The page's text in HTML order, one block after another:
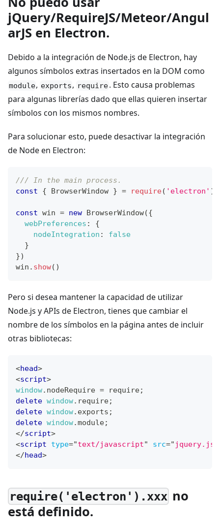
jQuery/RequireJS/Meteor/Angul
arJS en Electron.
Debido a la integración de Node.js de Electron, hay
algunos símbolos extras insertados en la DOM como
module, exports, require. Esto causa problemas
para algunas librerías dado que ellas quieren insertar
símbolos con los mismos nombres.
Para solucionar esto, puede desactivar la integración
de Node en Electron:
/// In the main process.
const
{ BrowserWindow } = require( 'electron' )
const win = new BrowserWindow({
webPreferences :
{
nodeIntegration :
false
}
})
win . show( )
Pero si desea mantener la capacidad de utilizar
Node.js y APIs de Electron, tienes que cambiar el
nombre de los símbolos en la página antes de incluir
otras bibliotecas:
<head>
<script>
window. nodeRequire = require;
delete window. require;
delete window. exports ;
delete window.module;
</script>
<script type="text/javascript" src=" jquery.js
</head>
require('electron').xxx no
está definido.